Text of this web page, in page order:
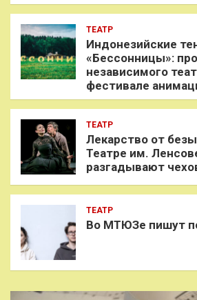
ТЕАТР
Индонезийские
«Бессонницы»:
независимого
фестивале
ТЕАТР
Лекарство от
Театре им.
разгадывают
ТЕАТР
Во МТЮЗе пишут